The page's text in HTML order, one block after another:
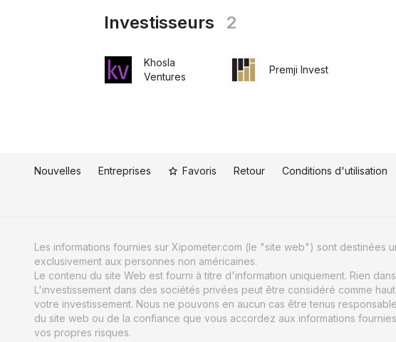
Investisseurs 2
Khosla
Ventures
Premji Invest
Nouvelles Entreprises Favoris Retour Conditions d'utilisation
Les informations fournies sur Xipometer.com (le "site web") sont destinées
exclusivement aux personnes non américaines.
Le contenu du site Web est fourni à titre d'information uniquement. Rien
L'investissement dans des sociétés privées peut être considéré comme
votre investissement. Nous ne pouvons en aucun cas être tenus
du site web ou de la confiance que vous accordez aux informations
vos propres risques.